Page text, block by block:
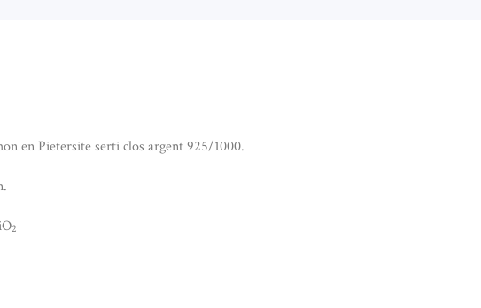
en Pietersite serti clos argent 925/1000.
2